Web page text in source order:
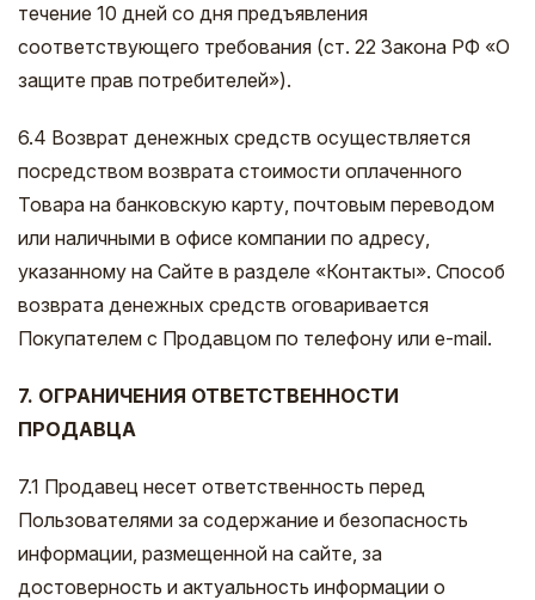
течение 10 дней со дня предъявления
соответствующего требования (ст. 22 Закона РФ «О
защите прав потребителей»).
6.4 Возврат денежных средств осуществляется
посредством возврата стоимости оплаченного
Товара на банковскую карту, почтовым переводом
или наличными в офисе компании по адресу,
указанному на Сайте в разделе «Контакты». Способ
возврата денежных средств оговаривается
Покупателем с Продавцом по телефону или e-mail.
7. ОГРАНИЧЕНИЯ ОТВЕТСТВЕННОСТИ
ПРОДАВЦА
7.1 Продавец несет ответственность перед
Пользователями за содержание и безопасность
информации, размещенной на сайте, за
достоверность и актуальность информации о